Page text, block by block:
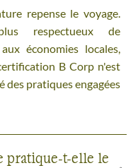
repense le voyage.
respectueux de
économies locales,
B Corp n'est
des pratiques engagées
pratique-t-elle le